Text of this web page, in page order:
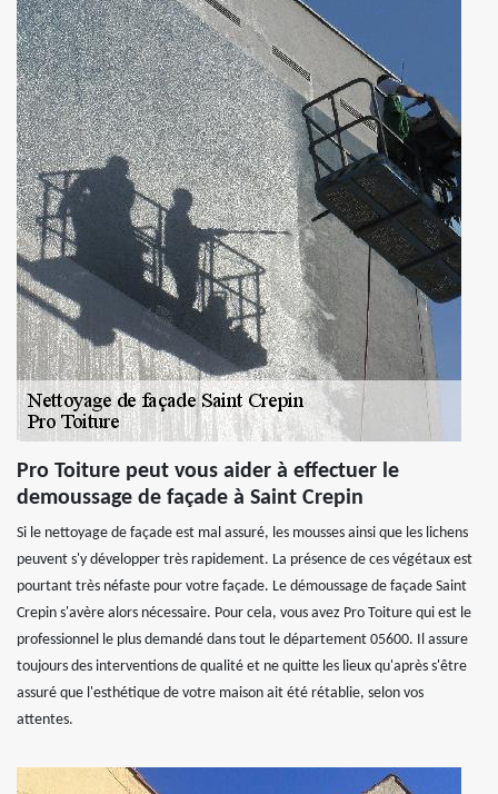
Pro Toiture peut vous aider à effectuer le
demoussage de façade à Saint Crepin
Si le nettoyage de façade est mal assuré, les mousses ainsi que les lichens
peuvent s'y développer très rapidement. La présence de ces végétaux est
pourtant très néfaste pour votre façade. Le démoussage de façade Saint
Crepin s'avère alors nécessaire. Pour cela, vous avez Pro Toiture qui est le
professionnel le plus demandé dans tout le département 05600. Il assure
toujours des interventions de qualité et ne quitte les lieux qu'après s'être
assuré que l'esthétique de votre maison ait été rétablie, selon vos
attentes.